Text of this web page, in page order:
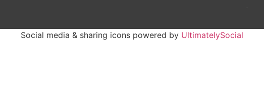
.
Social media & sharing icons powered by UltimatelySocial